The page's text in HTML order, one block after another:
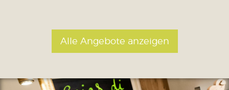
Alle Angebote anzeigen